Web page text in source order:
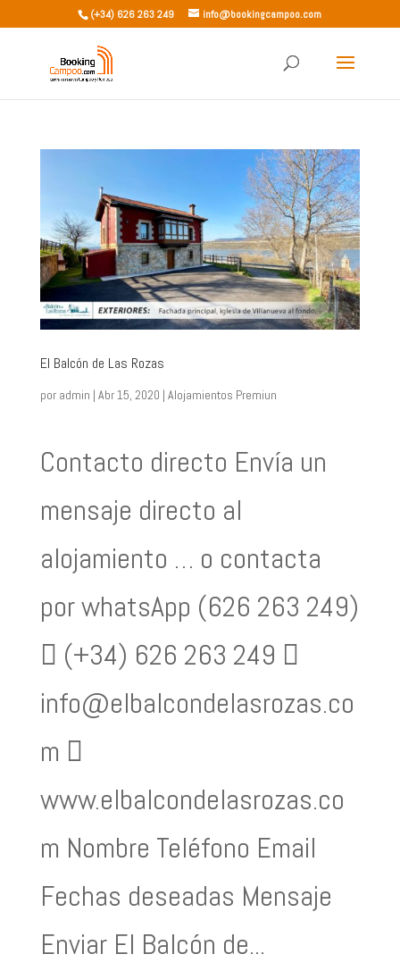
(+34) 626 263 249 info@bookingcampoo.com
El Balcón de Las Rozas
por admin | Abr 15, 2020 | Alojamientos Premiun
Contacto directo Envía un
mensaje directo al
alojamiento … o contacta
por whatsApp (626 263 249)
 (+34) 626 263 249 
info@elbalcondelasrozas.co
m 
www.elbalcondelasrozas.co
m Nombre Teléfono Email
Fechas deseadas Mensaje
Enviar El Balcón de...